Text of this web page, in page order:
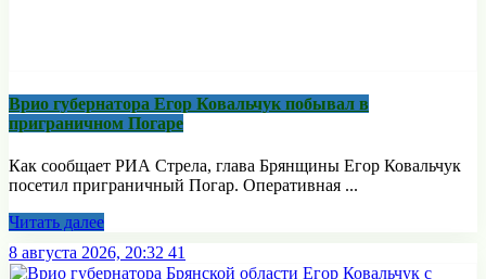
Врио губернатора Егор Ковальчук побывал в
приграничном Погаре
Как сообщает РИА Стрела, глава Брянщины Егор Ковальчук
посетил приграничный Погар. Оперативная ...
Читать далее
8 августа 2026, 20:32 41